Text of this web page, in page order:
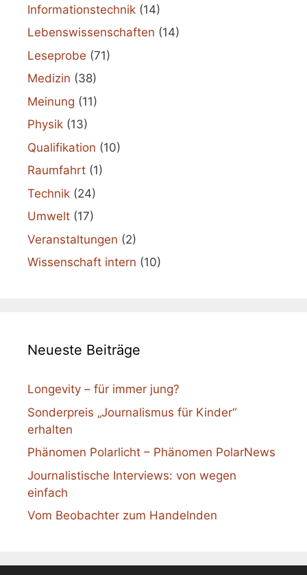
Informationstechnik (14)
Lebenswissenschaften (14)
Leseprobe (71)
Medizin (38)
Meinung (11)
Physik (13)
Qualifikation (10)
Raumfahrt (1)
Technik (24)
Umwelt (17)
Veranstaltungen (2)
Wissenschaft intern (10)
Neueste Beiträge
Longevity – für immer jung?
Sonderpreis „Journalismus für Kinder“
erhalten
Phänomen Polarlicht – Phänomen PolarNews
Journalistische Interviews: von wegen
einfach
Vom Beobachter zum Handelnden